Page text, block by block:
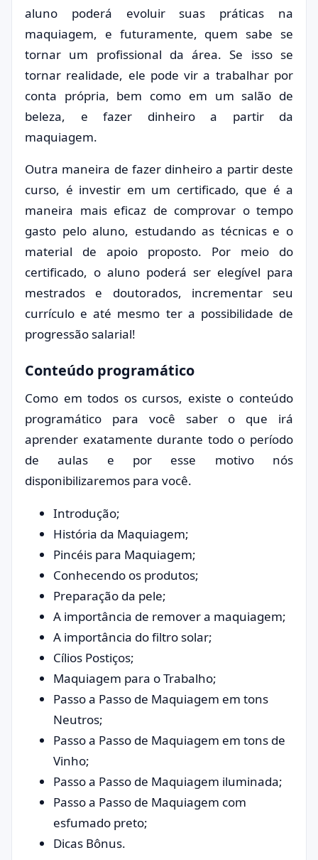
aluno poderá evoluir suas práticas na
maquiagem, e futuramente, quem sabe se
tornar um profissional da área. Se isso se
tornar realidade, ele pode vir a trabalhar por
conta própria, bem como em um salão de
beleza, e fazer dinheiro a partir da
maquiagem.
Outra maneira de fazer dinheiro a partir deste
curso, é investir em um certificado, que é a
maneira mais eficaz de comprovar o tempo
gasto pelo aluno, estudando as técnicas e o
material de apoio proposto. Por meio do
certificado, o aluno poderá ser elegível para
mestrados e doutorados, incrementar seu
currículo e até mesmo ter a possibilidade de
progressão salarial!
Conteúdo programático
Como em todos os cursos, existe o conteúdo
programático para você saber o que irá
aprender exatamente durante todo o período
de aulas e por esse motivo nós
disponibilizaremos para você.
Introdução;
História da Maquiagem;
Pincéis para Maquiagem;
Conhecendo os produtos;
Preparação da pele;
A importância de remover a maquiagem;
A importância do filtro solar;
Cílios Postiços;
Maquiagem para o Trabalho;
Passo a Passo de Maquiagem em tons
Neutros;
Passo a Passo de Maquiagem em tons de
Vinho;
Passo a Passo de Maquiagem iluminada;
Passo a Passo de Maquiagem com
esfumado preto;
Dicas Bônus.